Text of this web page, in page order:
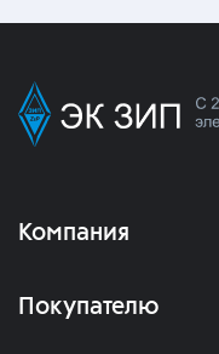
Компания
Покупателю